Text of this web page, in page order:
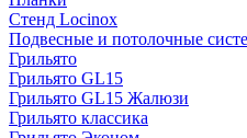
Стенд Locinox
Подвесные и потолочные
Грильято
Грильято GL15
Грильято GL15 Жалюзи
Грильято классика